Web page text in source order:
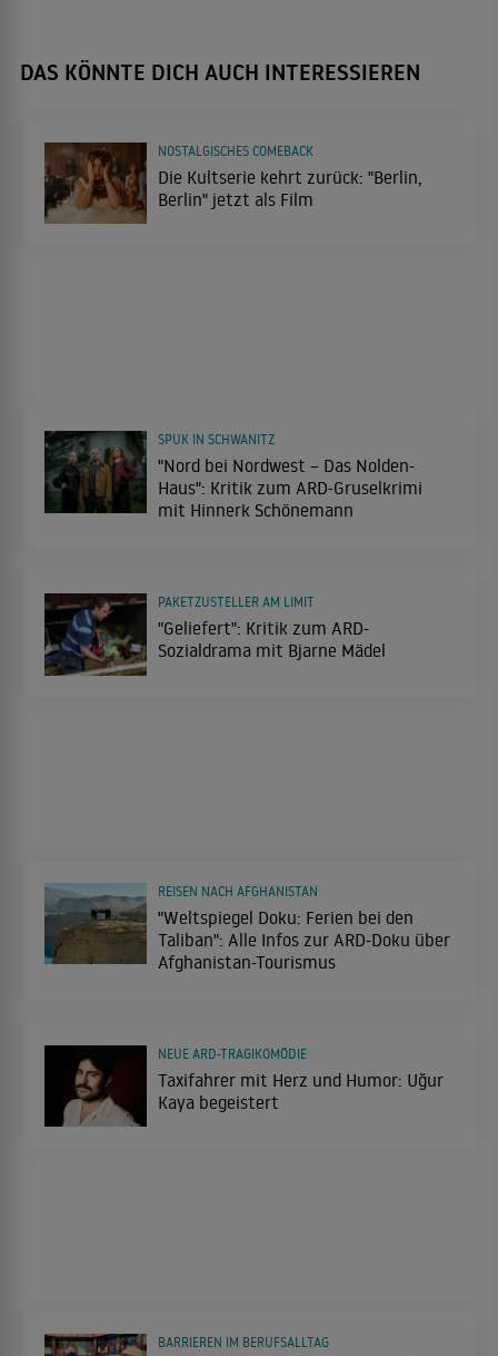
DAS KÖNNTE DICH AUCH INTERESSIEREN
Die Kultserie kehrt zurück: "Berlin,
Berlin" jetzt als Film
NOSTALGISCHES COMEBACK
"Nord bei Nordwest – Das Nolden-
Haus": Kritik zum ARD-Gruselkrimi
mit Hinnerk Schönemann
SPUK IN SCHWANITZ
"Geliefert": Kritik zum ARD-
Sozialdrama mit Bjarne Mädel
PAKETZUSTELLER AM LIMIT
"Weltspiegel Doku: Ferien bei den
Taliban": Alle Infos zur ARD-Doku über
Afghanistan-Tourismus
REISEN NACH AFGHANISTAN
Taxifahrer mit Herz und Humor: Uğur
Kaya begeistert
NEUE ARD-TRAGIKOMÖDIE
BARRIEREN IM BERUFSALLTAG